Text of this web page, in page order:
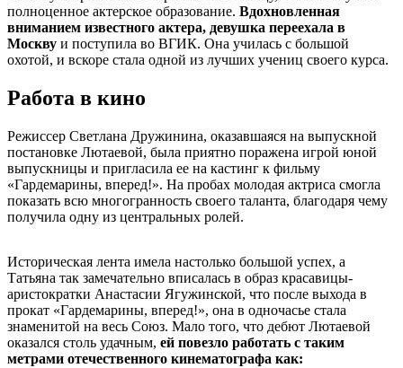
полноценное актерское образование. Вдохновленная
вниманием известного актера, девушка переехала в
Москву и поступила во ВГИК. Она училась с большой
охотой, и вскоре стала одной из лучших учениц своего курса.
Работа в кино
Режиссер Светлана Дружинина, оказавшаяся на выпускной
постановке Лютаевой, была приятно поражена игрой юной
выпускницы и пригласила ее на кастинг к фильму
«Гардемарины, вперед!». На пробах молодая актриса смогла
показать всю многогранность своего таланта, благодаря чему
получила одну из центральных ролей.
Историческая лента имела настолько большой успех, а
Татьяна так замечательно вписалась в образ красавицы-
аристократки Анастасии Ягужинской, что после выхода в
прокат «Гардемарины, вперед!», она в одночасье стала
знаменитой на весь Союз. Мало того, что дебют Лютаевой
оказался столь удачным, ей повезло работать с таким
метрами отечественного кинематографа как: